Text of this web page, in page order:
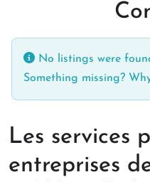
No listings were
Something missing?
Les services
entreprises